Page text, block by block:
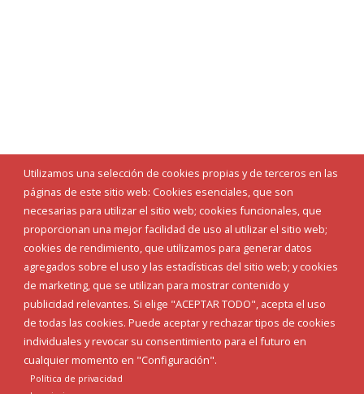
Utilizamos una selección de cookies propias y de terceros en las
páginas de este sitio web: Cookies esenciales, que son
necesarias para utilizar el sitio web; cookies funcionales, que
proporcionan una mejor facilidad de uso al utilizar el sitio web;
cookies de rendimiento, que utilizamos para generar datos
agregados sobre el uso y las estadísticas del sitio web; y cookies
de marketing, que se utilizan para mostrar contenido y
publicidad relevantes. Si elige "ACEPTAR TODO", acepta el uso
de todas las cookies. Puede aceptar y rechazar tipos de cookies
individuales y revocar su consentimiento para el futuro en
cualquier momento en "Configuración".
Política de privacidad